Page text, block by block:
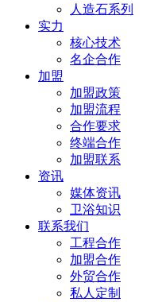
人造石系列
实力
核心技术
名企合作
加盟
加盟政策
加盟流程
合作要求
终端合作
加盟联系
资讯
媒体资讯
卫浴知识
联系我们
工程合作
加盟合作
外贸合作
私人定制